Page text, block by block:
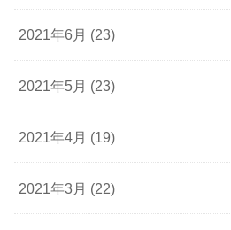
2021年6月 (23)
2021年5月 (23)
2021年4月 (19)
2021年3月 (22)